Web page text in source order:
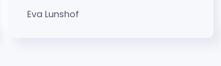
Eva Lunshof